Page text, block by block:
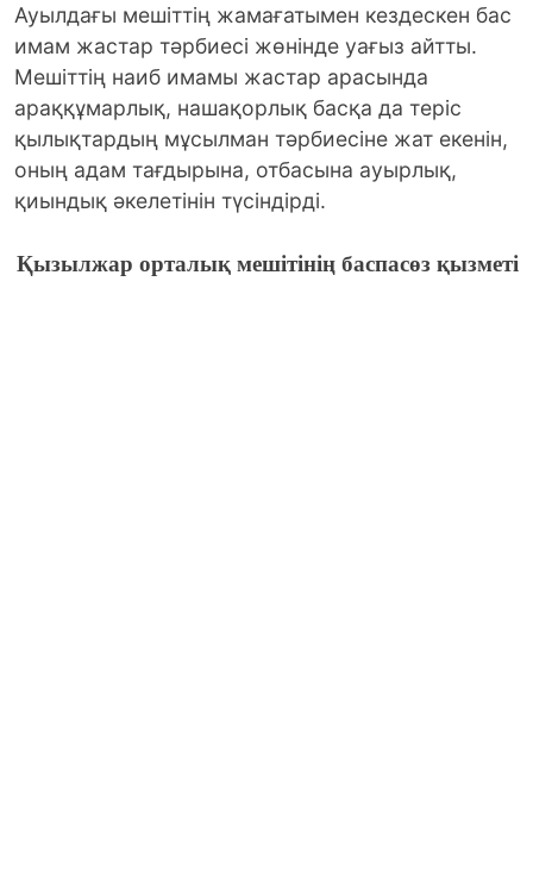
Ауылдағы мешіттің жамағатымен кездескен бас
имам жастар тәрбиесі жөнінде уағыз айтты.
Мешіттің наиб имамы жастар арасында
араққұмарлық, нашақорлық басқа да теріс
қылықтардың мұсылман тәрбиесіне жат екенін,
оның адам тағдырына, отбасына ауырлық,
қиындық әкелетінін түсіндірді.
Қызылжар орталық мешітінің баспасөз қызметі